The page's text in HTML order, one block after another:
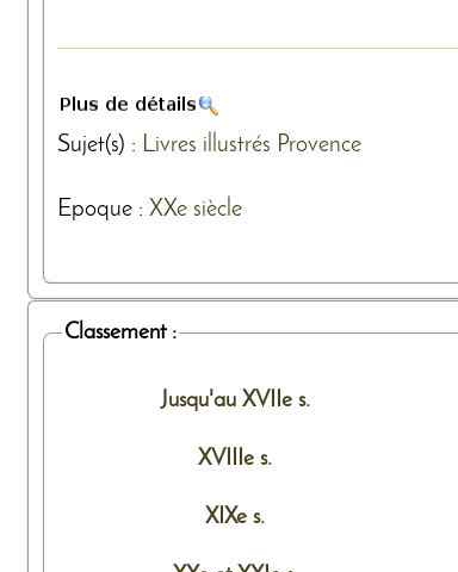
Sujet(s) : Livres illustrés Provence
Epoque : XXe siècle
Classement :
Jusqu'au XVIIe s.
XVIIIe s.
XIXe s.